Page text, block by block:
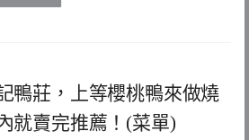
鴨莊，上等櫻桃鴨來做燒
就賣完推薦！(菜單)